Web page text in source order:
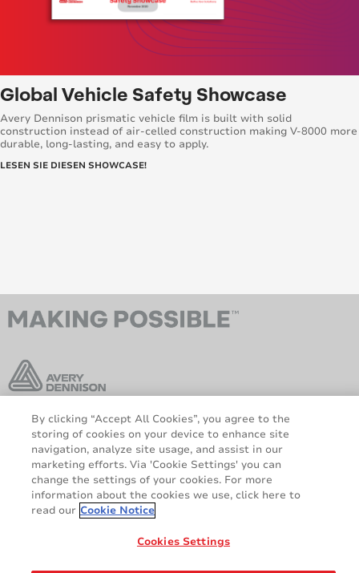
Global Vehicle Safety Showcase
Avery Dennison prismatic vehicle film is built with solid
construction instead of air-celled construction making V-8000 more
durable, long-lasting, and easy to apply.
LESEN SIE DIESEN SHOWCASE!
AveryDennison.com
Über uns
Rechtliche und
Datenschutzhinweise
Cookie-Richtlinie
Haftungsausschluss
DSGVO-Erklärung
By clicking “Accept All Cookies”, you agree to the
storing of cookies on your device to enhance site
navigation, analyze site usage, and assist in our
marketing efforts. Via 'Cookie Settings' you can
change the settings of your cookies. For more
information about the cookies we use, click here to
read our Cookie Notice
Cookies Settings